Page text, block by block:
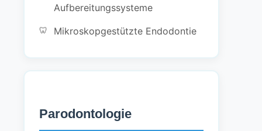
Aufbereitungssysteme
Mikroskopgestützte Endodontie
Parodontologie